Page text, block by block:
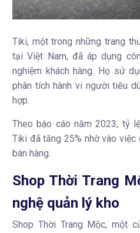
Tiki, một trong những trang
tại Việt Nam, đã áp dụng
nghiệm khách hàng. Họ sử
phân tích hành vi người tiêu
hợp.
Theo báo cáo năm 2023, tỷ
Tiki đã tăng 25% nhờ vào
bán hàng.
Shop Thời Trang
nghệ quản lý kho
Shop Thời Trang Mộc, một